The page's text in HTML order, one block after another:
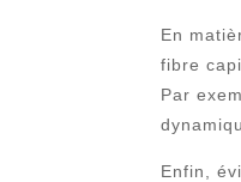
En
fibre
Par
Enfin,